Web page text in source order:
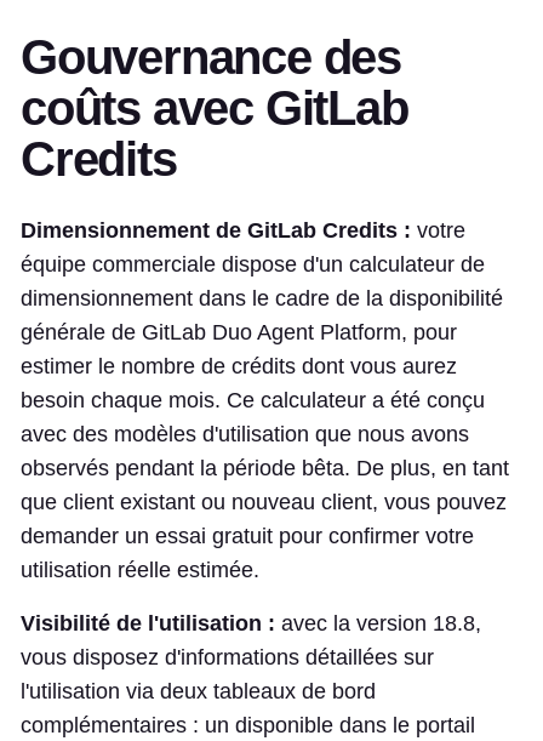
Gouvernance des
coûts avec GitLab
Credits
Dimensionnement de GitLab Credits : votre
équipe commerciale dispose d'un calculateur de
dimensionnement dans le cadre de la disponibilité
générale de GitLab Duo Agent Platform, pour
estimer le nombre de crédits dont vous aurez
besoin chaque mois. Ce calculateur a été conçu
avec des modèles d'utilisation que nous avons
observés pendant la période bêta. De plus, en tant
que client existant ou nouveau client, vous pouvez
demander un essai gratuit pour confirmer votre
utilisation réelle estimée.
Visibilité de l'utilisation : avec la version 18.8,
vous disposez d'informations détaillées sur
l'utilisation via deux tableaux de bord
complémentaires : un disponible dans le portail